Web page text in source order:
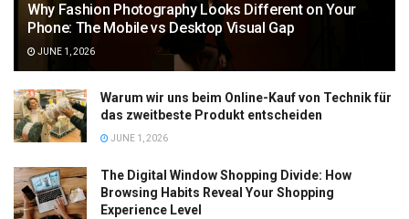
Why Fashion Photography Looks Different on Your
Phone: The Mobile vs Desktop Visual Gap
JUNE 1, 2026
Warum wir uns beim Online-Kauf von Technik für
das zweitbeste Produkt entscheiden
JUNE 1, 2026
The Digital Window Shopping Divide: How
Browsing Habits Reveal Your Shopping
Experience Level